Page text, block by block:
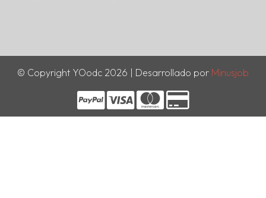
© Copyright YOodc 2026 | Desarrollado por Minusjob